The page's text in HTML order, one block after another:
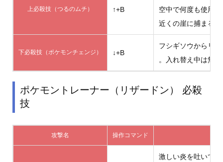
上必殺技（つるのムチ） ↑+B
空中で何度も使用可
近くの崖に捕まる
下必殺技（ポケモンチェンジ） ↓+B
フシギソウからリ
。入れ替え中は無
ポケモントレーナー（リザードン） 必殺
技
攻撃名 操作コマンド
激しい炎を吐いて